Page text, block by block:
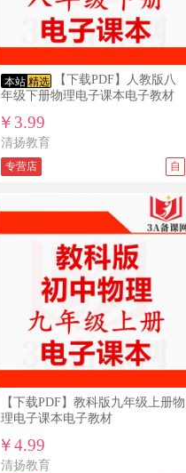
本站 精选
【下载PDF】人教版八
年级下册物理电子课本电子教材
￥3.99
清扬教育
专营店 自
【下载PDF】教科版九年级上册物
理电子课本电子教材
￥4.99
清扬教育